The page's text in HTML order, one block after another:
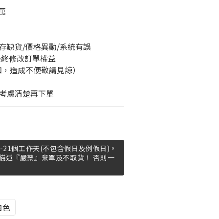
缺貨/價格異動/系統有誤
修改訂單權益
造成不便敬請見諒）
慮清楚再下單
個工作天(不包含假日及例假日)。
述『嚴禁』棄單及不取貨！ 否則一
色